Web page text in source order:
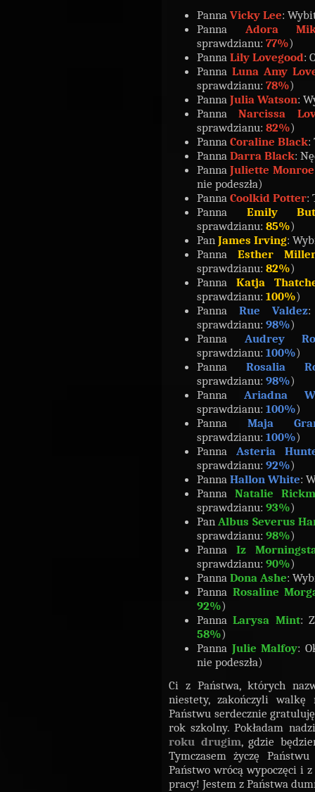
Panna Vicky Lee:
Panna Adora
sprawdzianu: 77%)
Panna Lily Lovegood:
PannaLuna Amy
sprawdzianu: 78%)
Panna Julia Watson:
PannaNarcissa
sprawdzianu: 82%)
Panna Coraline Black:
Panna Darra Black:
PannaJuliette Monroe
nie podeszła)
Panna Coolkid Potter:
Panna Emily
sprawdzianu: 85%)
Pan James Irving:
Panna Esther
sprawdzianu: 82%)
Panna Katja
sprawdzianu: 100%)
PannaRue Valdez:
sprawdzianu: 98%)
Panna Audrey
sprawdzianu: 100%)
PannaRosalia
sprawdzianu: 98%)
PannaAriadna
sprawdzianu: 100%)
Panna Maja
sprawdzianu: 100%)
Panna Asteria
sprawdzianu: 92%)
Panna Hallon White:
PannaNatalie
sprawdzianu: 93%)
PanAlbus Severus
sprawdzianu: 98%)
Panna Iz
sprawdzianu: 90%)
Panna Dona Ashe:
Panna Rosaline
92%)
PannaLarysa Mint:
58%)
Panna Julie Malfoy:
nie podeszła)
Ci z Państwa, których
niestety, zakończyli
Państwu serdecznie
rok szkolny. Pokładam
roku drugim, gdzie
Tymczasem życzę
Państwo wrócą wypoczęci i
pracy! Jestem z Państwa